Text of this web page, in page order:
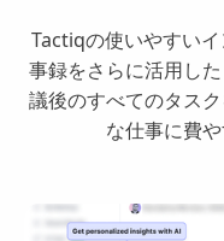
Tactiqの使いやすい
事録をさらに活用し
議後のすべてのタス
な仕事に費